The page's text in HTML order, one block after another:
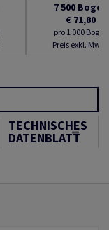
7 500 Bogen
€ 71,80
pro 1 000 Bogen
Preis exkl. MwSt.
TECHNISCHES
DATENBLATT